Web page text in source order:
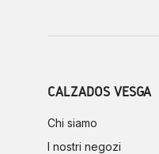
CALZADOS VESGA
Chi siamo
I nostri negozi